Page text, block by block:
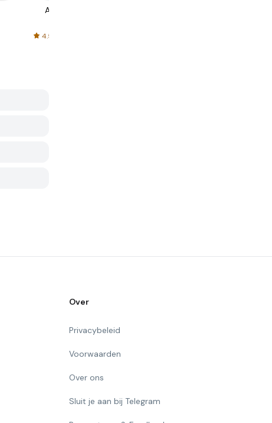
AliExpress
4.5
Over
Privacybeleid
Voorwaarden
Over ons
Sluit je aan bij Telegram